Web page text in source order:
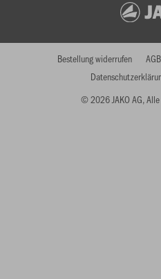
© 2026 JAKO AG,
Bestellung widerrufen AGB